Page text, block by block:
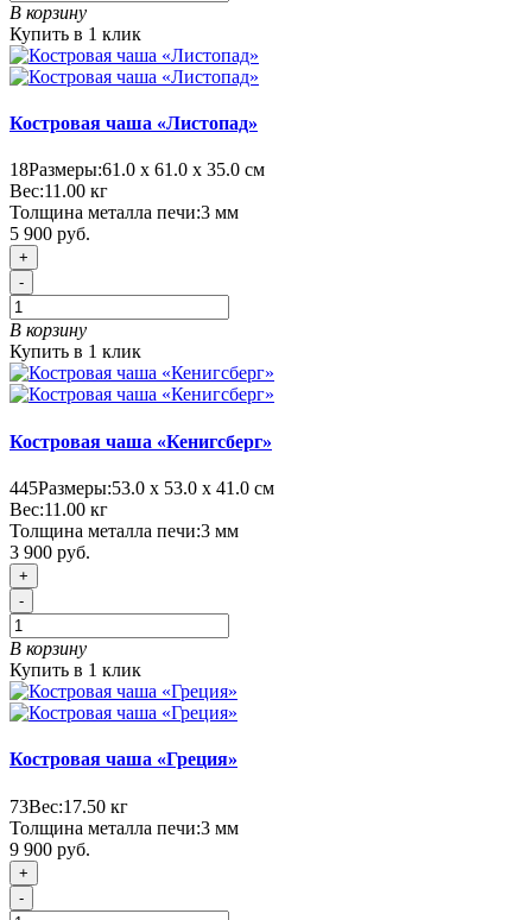
В корзину
Купить в 1 клик
Костровая чаша «Листопад»
18Размеры:61.0 х 61.0 х 35.0 см
Вес:11.00 кг
Толщина металла печи:3 мм
5 900 руб.
+
-
В корзину
Купить в 1 клик
Костровая чаша «Кенигсберг»
445Размеры:53.0 х 53.0 х 41.0 см
Вес:11.00 кг
Толщина металла печи:3 мм
3 900 руб.
+
-
В корзину
Купить в 1 клик
Костровая чаша «Греция»
73Вес:17.50 кг
Толщина металла печи:3 мм
9 900 руб.
+
-